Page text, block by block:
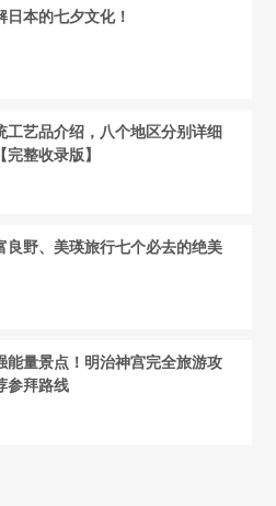
日本的七夕文化！
工艺品介绍，八个地区分别详细
完整收录版】
良野、美瑛旅行七个必去的绝美
能量景点！明治神宫完全旅游攻
参拜路线